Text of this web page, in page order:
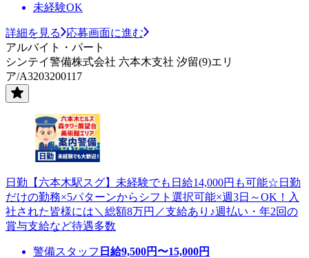
未経験OK
詳細を見る
応募画面に進む
アルバイト・パート
シンテイ警備株式会社 六本木支社 汐留(9)エリ
ア/A3203200117
日勤【六本木駅スグ】未経験でも日給14,000円も可能☆日勤
だけの勤務×5パターンからシフト選択可能×週3日～OK！入
社された皆様には＼総額8万円／支給あり♪週払い・年2回の
賞与支給など待遇多数
警備スタッフ 日給9,500円〜15,000円